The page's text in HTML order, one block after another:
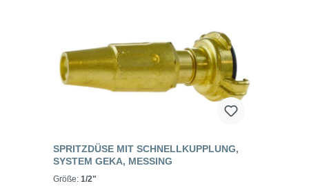
SPRITZDÜSE MIT SCHNELLKUPPLUNG,
SYSTEM GEKA, MESSING
Größe: 1/2"